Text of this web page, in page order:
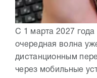
С 1 марта 2027 года
очередная волна
дистанционным
через мобильные